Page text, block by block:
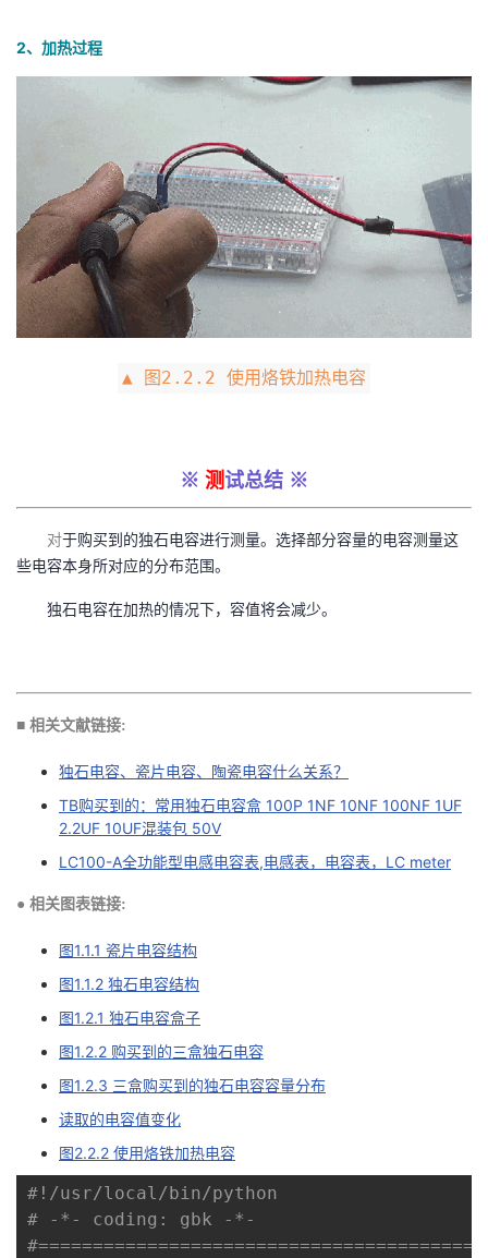
2、加热过程
▲ 图2.2.2 使用烙铁加热电容
※ 测 试总结 ※
对于购买到的独石电容进行测量。选择部分容量的电容测量这
些电容本身所对应的分布范围。
独石电容在加热的情况下，容值将会减少。
■ 相关文献链接:
独石电容、瓷片电容、陶瓷电容什么关系？
TB购买到的：常用独石电容盒 100P 1NF 10NF 100NF 1UF
2.2UF 10UF混装包 50V
LC100-A全功能型电感电容表,电感表，电容表，LC meter
● 相关图表链接:
图1.1.1 瓷片电容结构
图1.1.2 独石电容结构
图1.2.1 独石电容盒子
图1.2.2 购买到的三盒独石电容
图1.2.3 三盒购买到的独石电容容量分布
读取的电容值变化
图2.2.2 使用烙铁加热电容
#!/usr/local/bin/python
# -*- coding: gbk -*-